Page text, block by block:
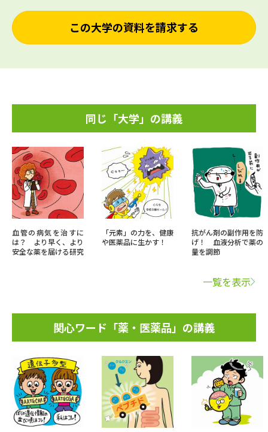
この大学の資料を請求する
同じ「大学」の講義
血管の病気を治すに
は？ より早く、より
安全な薬を届ける研究
「元素」の力を、健康
や医薬品に生かす！
抗がん剤の副作用を防
げ！ 血液分析で薬の
量を調節
一覧を表示
関心ワード「薬・医薬品」の講義